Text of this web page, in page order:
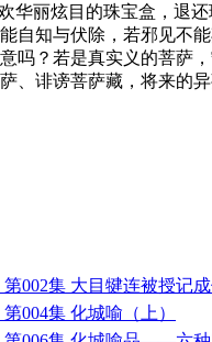
丽炫目的珠宝盒，退
知与伏除，若邪见不
？若是真实义的菩萨
诽谤菩萨藏，将来的
第002集 大目犍连被授记成
第004集 化城喻（上）